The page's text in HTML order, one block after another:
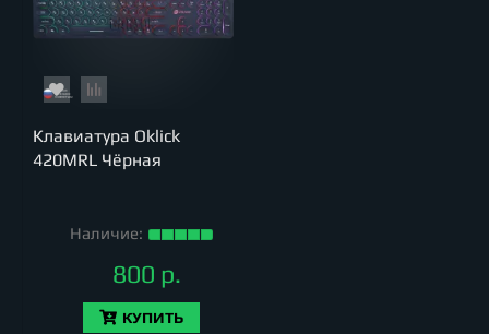
Клавиатура Oklick
420MRL Чёрная
Наличие:
800 р.
КУПИТЬ